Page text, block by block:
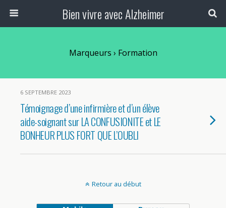
Bien vivre avec Alzheimer
Marqueurs › Formation
6 SEPTEMBRE 2023
Témoignage d’une infirmière et d’un élève
aide-soignant sur LA CONFUSIONITE et LE
BONHEUR PLUS FORT QUE L’OUBLI
Retour au début